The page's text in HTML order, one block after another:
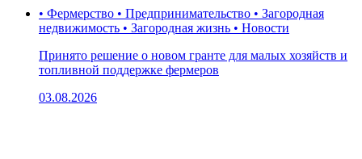
• Фермерство • Предпринимательство • Загородная
недвижимость • Загородная жизнь • Новости
Принято решение о новом гранте для малых хозяйств и
топливной поддержке фермеров
03.08.2026